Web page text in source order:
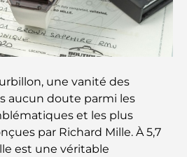
salles de sport de Dubai Hills : le
petits-déjeuners de
une vanité des
aucun doute parmi les
et les plus
par Richard Mille. À 5,7
est une véritable